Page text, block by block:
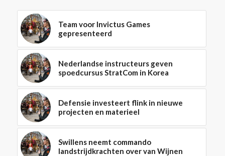
Team voor Invictus Games
gepresenteerd
Nederlandse instructeurs geven
spoedcursus StratCom in Korea
Defensie investeert flink in nieuwe
projecten en materieel
Swillens neemt commando
landstrijdkrachten over van Wijnen